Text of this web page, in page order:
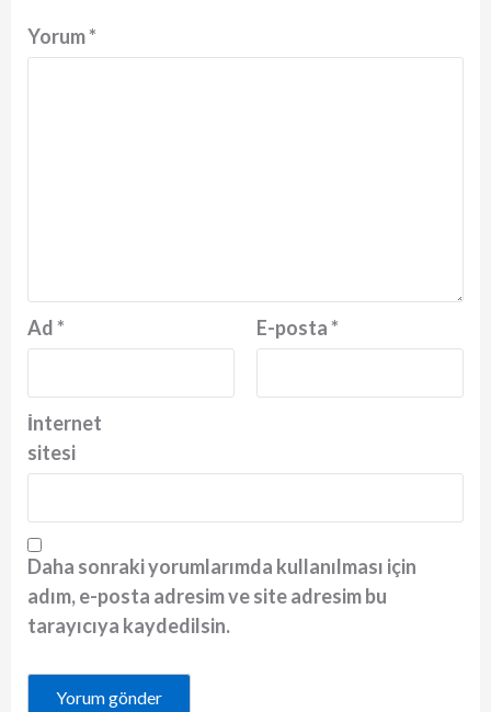
Yorum*
Ad* E-posta*
İnternet
sitesi
Daha sonraki yorumlarımda kullanılması için
adım, e-posta adresim ve site adresim bu
tarayıcıya kaydedilsin.